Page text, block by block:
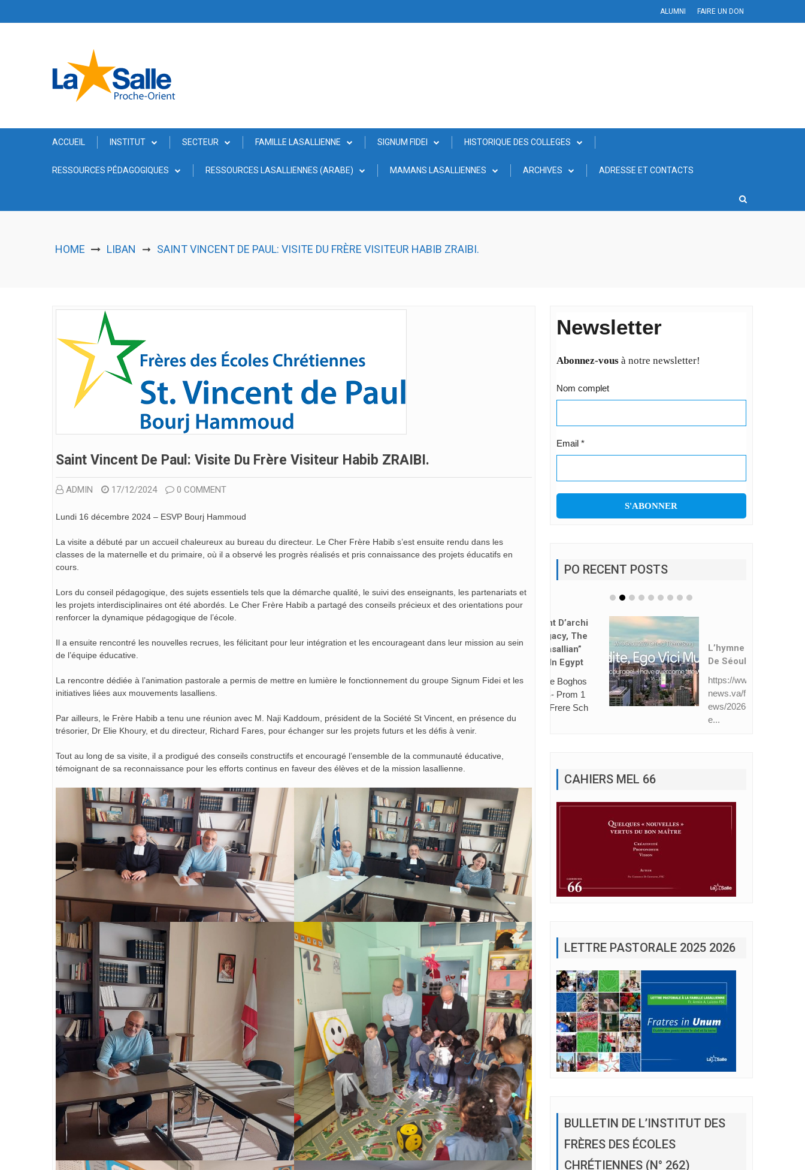
ALUMNI FAIRE UN DON
ACCUEIL INSTITUT SECTEUR FAMILLE LASALLIENNE SIGNUM FIDEI HISTORIQUE DES COLLEGES
RESSOURCES PÉDAGOGIQUES RESSOURCES LASALLIENNES (ARABE) MAMANS LASALLIENNES ARCHIVES ADRESSE ET CONTACTS
HOME LIBAN ➞ SAINT VINCENT DE PAUL: VISITE DU FRÈRE VISITEUR HABIB ZRAIBI.
Saint Vincent De Paul: Visite Du Frère Visiteur Habib ZRAIBI.
ADMIN 17/12/2024 0 COMMENT
Lundi 16 décembre 2024 – ESVP Bourj Hammoud
La visite a débuté par un accueil chaleureux au bureau du directeur. Le Cher Frère Habib s’est ensuite rendu dans les
classes de la maternelle et du primaire, où il a observé les progrès réalisés et pris connaissance des projets éducatifs en
cours.
Lors du conseil pédagogique, des sujets essentiels tels que la démarche qualité, le suivi des enseignants, les partenariats et
les projets interdisciplinaires ont été abordés. Le Cher Frère Habib a partagé des conseils précieux et des orientations pour
renforcer la dynamique pédagogique de l’école.
Il a ensuite rencontré les nouvelles recrues, les félicitant pour leur intégration et les encourageant dans leur mission au sein
de l’équipe éducative.
La rencontre dédiée à l’animation pastorale a permis de mettre en lumière le fonctionnement du groupe Signum Fidei et les
initiatives liées aux mouvements lasalliens.
Par ailleurs, le Frère Habib a tenu une réunion avec M. Naji Kaddoum, président de la Société St Vincent, en présence du
trésorier, Dr Elie Khoury, et du directeur, Richard Fares, pour échanger sur les projets futurs et les défis à venir.
Tout au long de sa visite, il a prodigué des conseils constructifs et encouragé l’ensemble de la communauté éducative,
témoignant de sa reconnaissance pour les efforts continus en faveur des élèves et de la mission lasallienne.
Newsletter
Abonnez-vousà notre newsletter!
Nom complet
Email *
PO RECENT POSTS
L’hymne Des JMJ
De Séoul Dévoilé
https://www.vatican
news.va/fr/eglise/n
ews/2026-08/hymn
e...
FRÈRES DES ÉCOLES
CHRÉTIENNES (N° 262)